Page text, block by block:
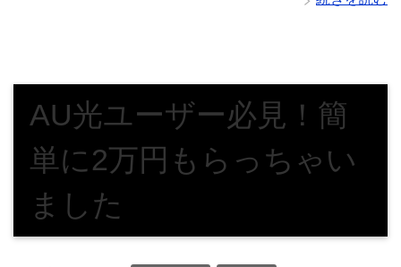
AU光ユーザー必見！簡
単に2万円もらっちゃい
ました